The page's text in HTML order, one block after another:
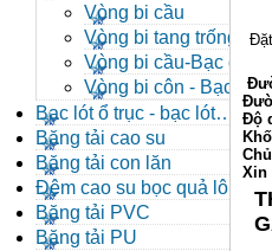
Vòng bi cầu
Vòng bi tang trống tự
lựa
Vòng bi cầu-Bạc đạn
cầu
Vòng bi côn - Bạc
đạn côn
Bạc lót ổ trục - bạc lót
nhông
Băng tải cao su
Băng tải con lăn
Đệm cao su bọc quả lô
băng tải
Băng tải PVC
Băng tải PU
Độ
Xin